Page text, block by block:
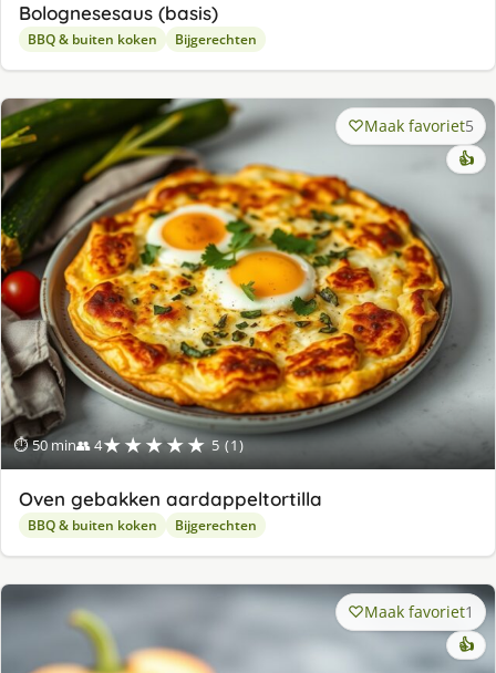
Bolognesesaus (basis)
BBQ & buiten koken Bijgerechten
⏱ 50 min👥 4★★★★★ 5 (1)
Maak favoriet5
👍
Oven gebakken aardappeltortilla
BBQ & buiten koken Bijgerechten
Maak favoriet1
👍